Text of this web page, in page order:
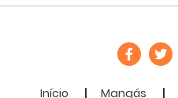
Início Mangás